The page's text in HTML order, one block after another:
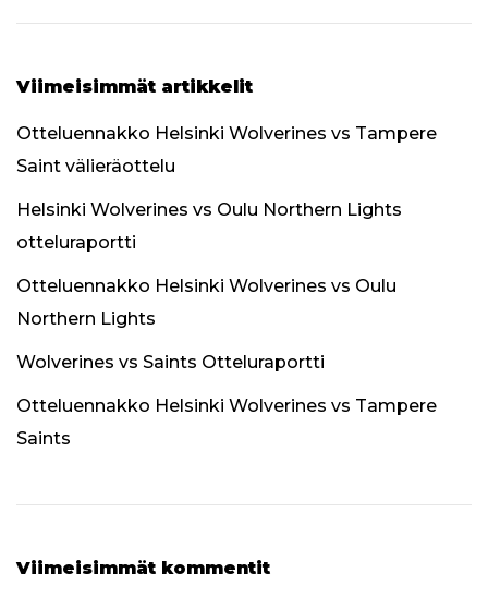
Viimeisimmät artikkelit
Otteluennakko Helsinki Wolverines vs Tampere
Saint välieräottelu
Helsinki Wolverines vs Oulu Northern Lights
otteluraportti
Otteluennakko Helsinki Wolverines vs Oulu
Northern Lights
Wolverines vs Saints Otteluraportti
Otteluennakko Helsinki Wolverines vs Tampere
Saints
Viimeisimmät kommentit